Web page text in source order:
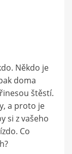
Někdo je
doma
štěstí.
a proto je
si z vašeho
Co